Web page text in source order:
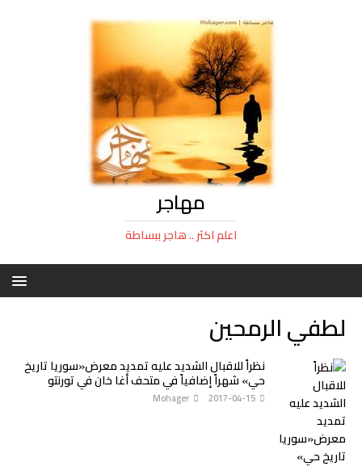
مهاجر
اعلم اكثر .. هاجر ببساطة
لطفي الرمحين
نظراً للاقبال الشديد عليه تمديد معرض«سوريا تاريخ
حي» شهراً إضافياً في متحف أغا خان في تورنتو
2017-04-15
Mohager